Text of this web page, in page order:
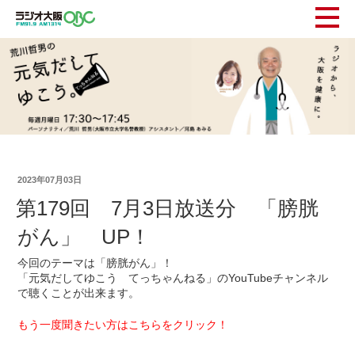
2023年07月03日
第179回 7月3日放送分 「膀胱
がん」 UP！
今回のテーマは「膀胱がん」！
「元気だしてゆこう てっちゃんねる」のYouTubeチャンネル
で聴くことが出来ます。
もう一度聞きたい方はこちらをクリック！